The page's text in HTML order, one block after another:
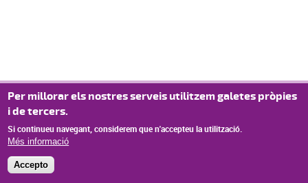
Per millorar els nostres serveis utilitzem galetes pròpies
i de tercers.
Si continueu navegant, considerem que n'accepteu la utilització.
Més informació
Accepto